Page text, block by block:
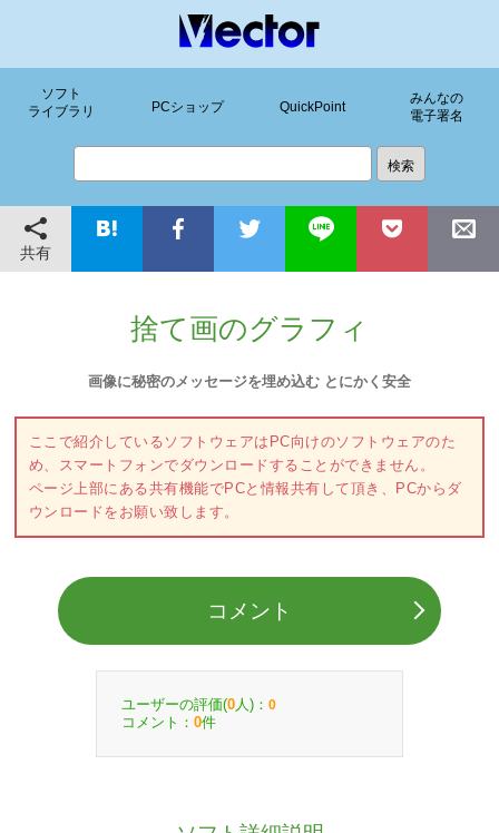
ソフト
ライブラリ
PCショップ QuickPoint
みんなの
電子署名
共有
捨て画のグラフィ
画像に秘密のメッセージを埋め込む とにかく安全
ここで紹介しているソフトウェアはPC向けのソフトウェアのた
め、スマートフォンでダウンロードすることができません。
ページ上部にある共有機能でPCと情報共有して頂き、PCからダ
ウンロードをお願い致します。
コメント
ユーザーの評価(0 人)： 0
コメント： 0件